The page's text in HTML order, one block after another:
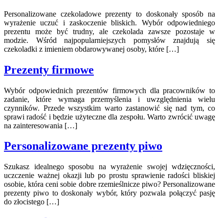
Personalizowane czekoladowe prezenty to doskonały sposób na
wyrażenie uczuć i zaskoczenie bliskich. Wybór odpowiedniego
prezentu może być trudny, ale czekolada zawsze pozostaje w
modzie. Wśród najpopularniejszych pomysłów znajdują się
czekoladki z imieniem obdarowywanej osoby, które […]
Prezenty firmowe
Wybór odpowiednich prezentów firmowych dla pracowników to
zadanie, które wymaga przemyślenia i uwzględnienia wielu
czynników. Przede wszystkim warto zastanowić się nad tym, co
sprawi radość i będzie użyteczne dla zespołu. Warto zwrócić uwagę
na zainteresowania […]
Personalizowane prezenty piwo
Szukasz idealnego sposobu na wyrażenie swojej wdzięczności,
uczczenie ważnej okazji lub po prostu sprawienie radości bliskiej
osobie, która ceni sobie dobre rzemieślnicze piwo? Personalizowane
prezenty piwo to doskonały wybór, który pozwala połączyć pasję
do złocistego […]